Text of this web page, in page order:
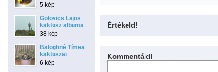
5 kép
Golovics Lajos
kaktusz albuma
38 kép
Baloghné Tímea
kaktuszai
6 kép
Értékeld!
Kommentáld!